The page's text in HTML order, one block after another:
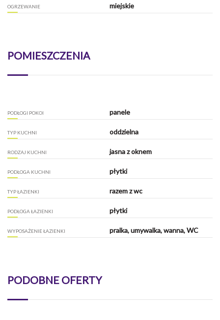
OGRZEWANIE miejskie
POMIESZCZENIA
PODŁOGI POKOI panele
TYP KUCHNI oddzielna
RODZAJ KUCHNI jasna z oknem
PODŁOGA KUCHNI płytki
TYP ŁAZIENKI razem z wc
PODŁOGA ŁAZIENKI płytki
WYPOSAŻENIE ŁAZIENKI pralka, umywalka, wanna, WC
PODOBNE OFERTY